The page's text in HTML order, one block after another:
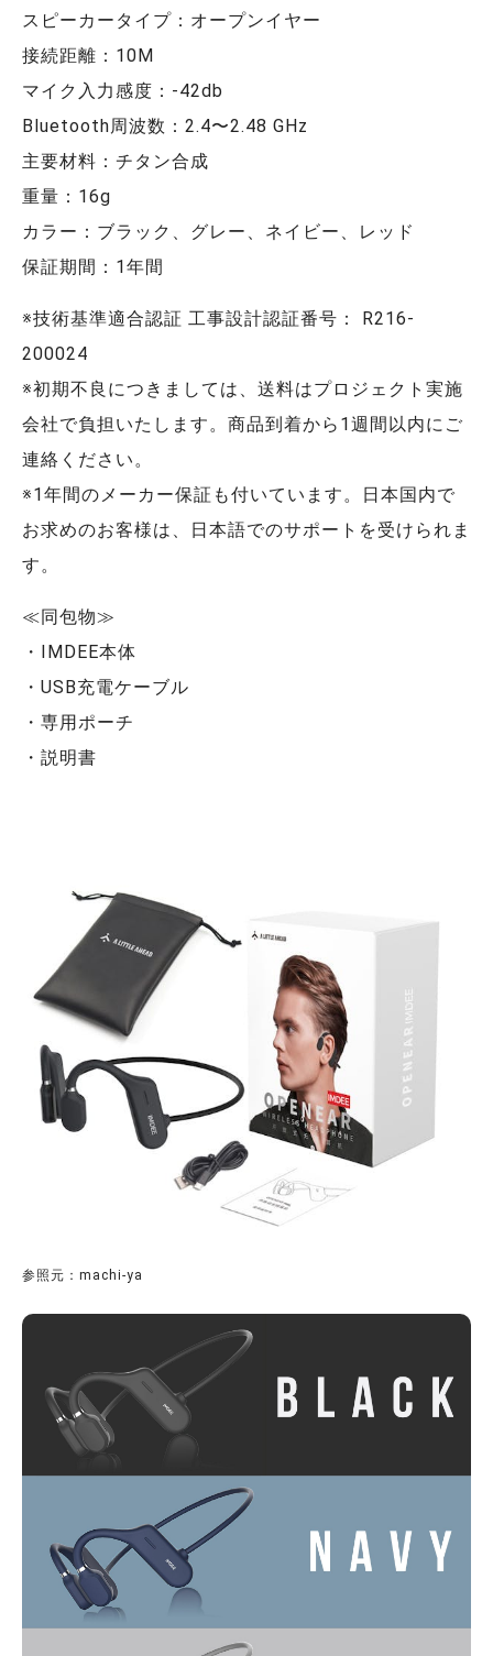
スピーカータイプ：オープンイヤー
接続距離：10M
マイク入力感度：-42db
Bluetooth周波数：2.4〜2.48 GHz
主要材料：チタン合成
重量：16g
カラー：ブラック、グレー、ネイビー、レッド
保証期間：1年間
※技術基準適合認証 工事設計認証番号： R216-
200024
※初期不良につきましては、送料はプロジェクト実施
会社で負担いたします。商品到着から1週間以内にご
連絡ください。
※1年間のメーカー保証も付いています。日本国内で
お求めのお客様は、日本語でのサポートを受けられま
す。
≪同包物≫
・IMDEE本体
・USB充電ケーブル
・専用ポーチ
・説明書
参照元：machi-ya